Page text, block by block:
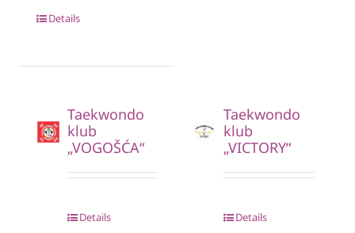
Details
Taekwondo
klub
„VOGOŠĆA“
Details
Taekwondo
klub
„VICTORY“
Details